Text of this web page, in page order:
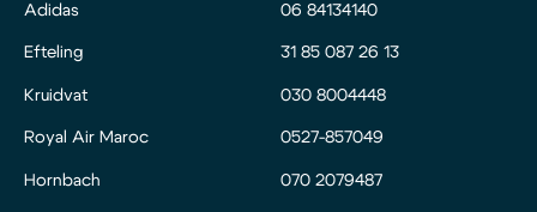
Adidas
Efteling
Kruidvat
Royal Air Maroc
Hornbach
06 84134140
31 85 087 26 13
030 8004448
0527-857049
070 2079487